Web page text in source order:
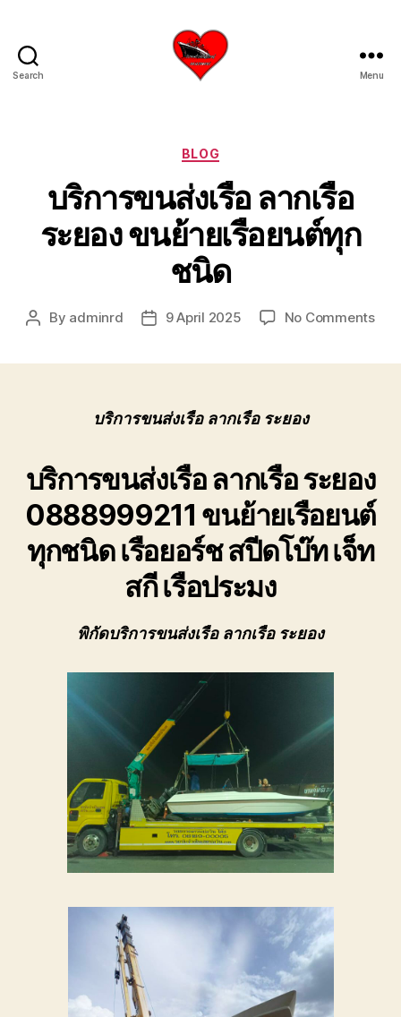
Search
ย้าย
ใหญ่
เครน
ยก
เรือ
ขึ้น
จาก
ทะเล
0818900005
เรา
ขน
ย้าย
เรือ
โดยตรง
เพื่อ
ตอบ
โจทย์
ความ
สะดวก
และ
มาตรฐาน
ระหว่าง
การ
ยก
ย้าย
การ
เดิน
ทาง
ขนส่ง
ให้
หมาย
Menu
Categories
BLOG
บริการขนส่งเรือ ลากเรือ
ระยอง ขนย้ายเรือยนต์ทุก
ชนิด
Post
By adminrd
Post9 April 2025 No Commentson
ย้าย
เรือ
ยนต์
บริการขนส่งเรือ ลากเรือ ระยอง
บริการขนส่งเรือ ลากเรือ ระยอง
0888999211 ขนย้ายเรือยนต์
ทุกชนิด เรือยอร์ช สปีดโบ๊ท เจ็ท
สกี เรือประมง
พิกัดบริการขนส่งเรือ ลากเรือ ระยอง